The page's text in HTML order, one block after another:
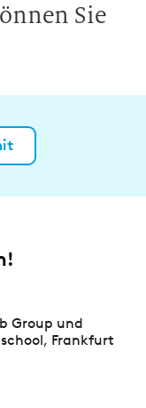
Sie
Group und
Frankfurt